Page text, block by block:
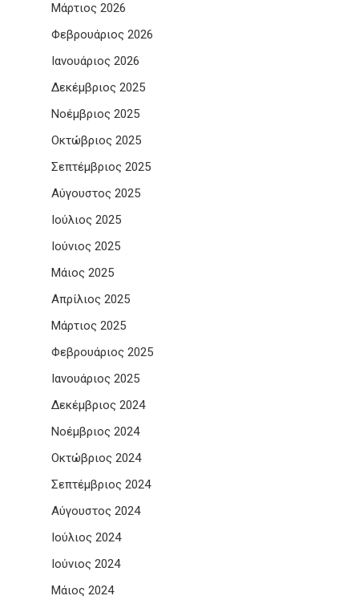
Μάρτιος 2026
Φεβρουάριος 2026
Ιανουάριος 2026
Δεκέμβριος 2025
Νοέμβριος 2025
Οκτώβριος 2025
Σεπτέμβριος 2025
Αύγουστος 2025
Ιούλιος 2025
Ιούνιος 2025
Μάιος 2025
Απρίλιος 2025
Μάρτιος 2025
Φεβρουάριος 2025
Ιανουάριος 2025
Δεκέμβριος 2024
Νοέμβριος 2024
Οκτώβριος 2024
Σεπτέμβριος 2024
Αύγουστος 2024
Ιούλιος 2024
Ιούνιος 2024
Μάιος 2024